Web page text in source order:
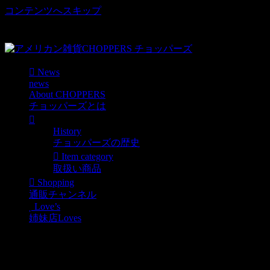
コンテンツへスキップ
News
news
About CHOPPERS
チョッパーズとは
History
チョッパーズの歴史
Item category
取扱い商品
Shopping
通販チャンネル
Love’s
姉妹店Loves